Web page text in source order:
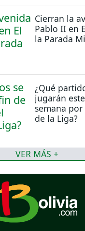
Cierran la
Pablo II en
la Parada
¿Qué
jugarán
semana
de la Liga?
VER MÁS +